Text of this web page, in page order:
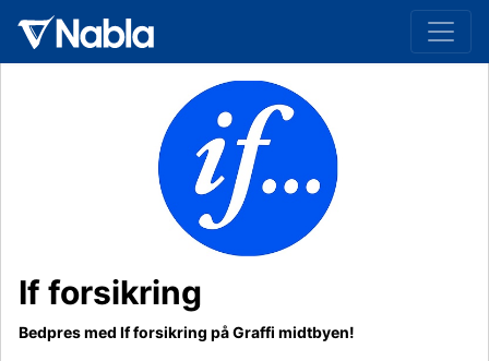
If forsikring
Bedpres med If forsikring på Graffi midtbyen!